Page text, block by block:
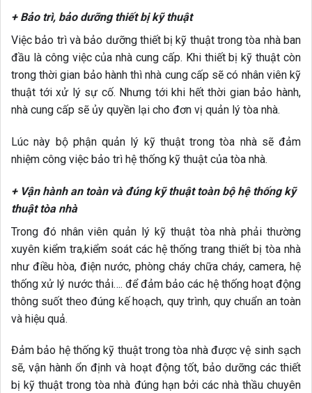
+ Bảo trì, bảo dưỡng thiết bị kỹ thuật
Việc bảo trì và bảo dưỡng thiết bị kỹ thuật trong tòa nhà ban
đầu là công việc của nhà cung cấp. Khi thiết bị kỹ thuật còn
trong thời gian bảo hành thì nhà cung cấp sẽ có nhân viên kỹ
thuật tới xử lý sự cố. Nhưng tới khi hết thời gian bảo hành,
nhà cung cấp sẽ ủy quyền lại cho đơn vị quản lý tòa nhà.
Lúc này bộ phận quản lý kỹ thuật trong tòa nhà sẽ đảm
nhiệm công việc bảo trì hệ thống kỹ thuật của tòa nhà.
+ Vận hành an toàn và đúng kỹ thuật toàn bộ hệ thống kỹ
thuật tòa nhà
Trong đó nhân viên quản lý kỹ thuật tòa nhà phải thường
xuyên kiểm tra,kiểm soát các hệ thống trang thiết bị tòa nhà
như điều hòa, điện nước, phòng cháy chữa cháy, camera, hệ
thống xử lý nước thải…. để đảm bảo các hệ thống hoạt động
thông suốt theo đúng kế hoạch, quy trình, quy chuẩn an toàn
và hiệu quả.
Đảm bảo hệ thống kỹ thuật trong tòa nhà được vệ sinh sạch
sẽ, vận hành ổn định và hoạt động tốt, bảo dưỡng các thiết
bị kỹ thuật trong tòa nhà đúng hạn bởi các nhà thầu chuyên